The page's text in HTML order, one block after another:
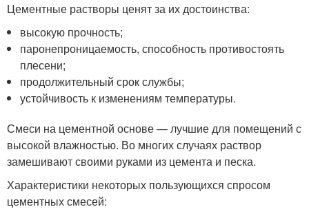
Цементные растворы ценят за их достоинства:
высокую прочность;
паронепроницаемость, способность противостоять
плесени;
продолжительный срок службы;
устойчивость к изменениям температуры.
Смеси на цементной основе — лучшие для помещений с
высокой влажностью. Во многих случаях раствор
замешивают своими руками из цемента и песка.
Характеристики некоторых пользующихся спросом
цементных смесей: